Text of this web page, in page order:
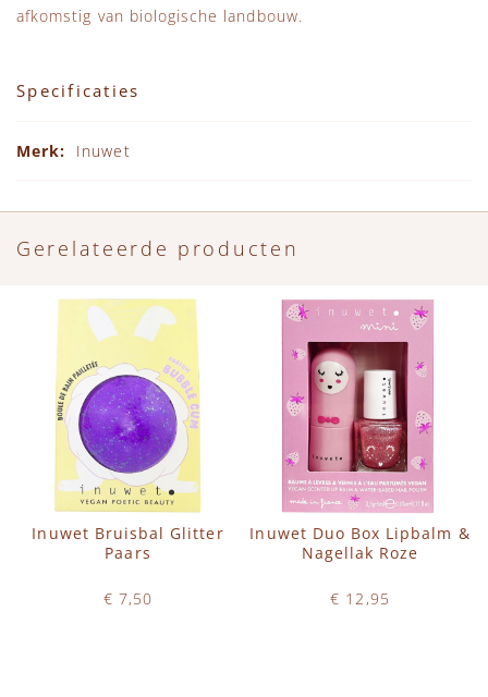
afkomstig van biologische landbouw.
Specificaties
Inuwet
Gerelateerde producten
Inuwet Bruisbal Glitter
Paars
€ 7,50
Inuwet Duo Box Lipbalm &
Nagellak Roze
€ 12,95